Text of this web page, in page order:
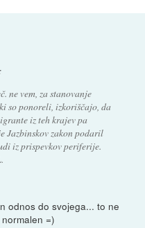
:
ne vem, za stanovanje
so ponoreli, izkoriščajo, da
iz teh krajev pa
Jazbinskov zakon podaril
iz prispevkov periferije.
odnos do svojega... to ne
=)